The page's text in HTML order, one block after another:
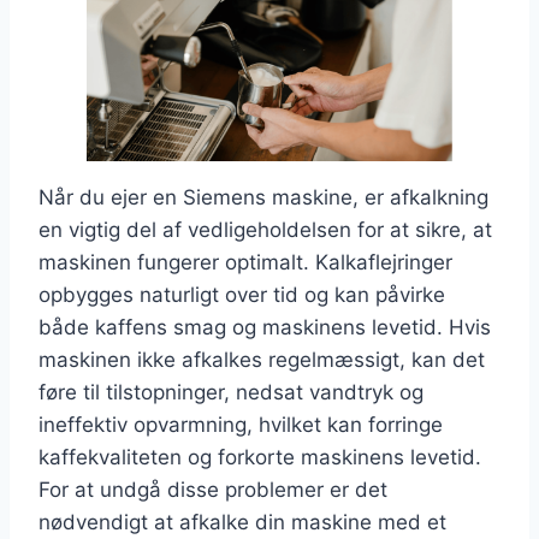
Når du ejer en Siemens maskine, er afkalkning
en vigtig del af vedligeholdelsen for at sikre, at
maskinen fungerer optimalt. Kalkaflejringer
opbygges naturligt over tid og kan påvirke
både kaffens smag og maskinens levetid. Hvis
maskinen ikke afkalkes regelmæssigt, kan det
føre til tilstopninger, nedsat vandtryk og
ineffektiv opvarmning, hvilket kan forringe
kaffekvaliteten og forkorte maskinens levetid.
For at undgå disse problemer er det
nødvendigt at afkalke din maskine med et